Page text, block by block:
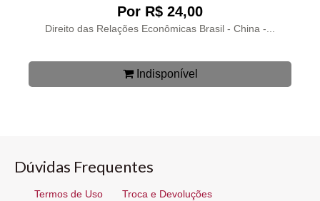
Por R$ 24,00
Direito das Relações Econômicas Brasil - China -...
Indisponível
Dúvidas Frequentes
Termos de Uso Troca e Devoluções